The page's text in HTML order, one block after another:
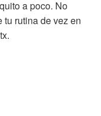
a poco. No
tu rutina de vez en